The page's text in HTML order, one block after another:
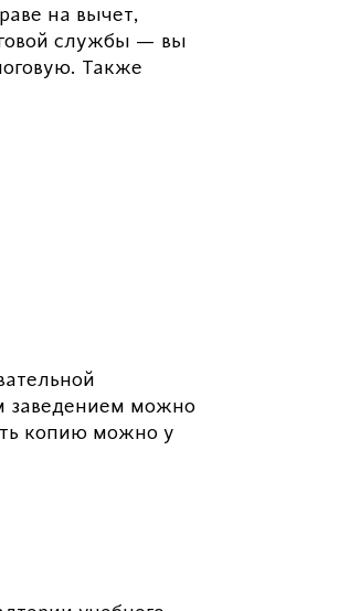
на вычет,
службы — вы
Также
заведением можно
копию можно у